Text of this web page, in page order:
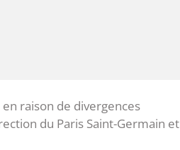
raison de divergences
du Paris Saint-Germain et